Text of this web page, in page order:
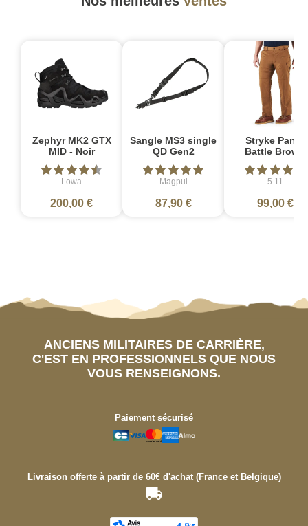
Zephyr MK2 GTX
MID - Noir
Lowa
200,00 €
Sangle MS3 single
QD Gen2
Magpul
87,90 €
Stryke Pant -
Battle Brown
5.11
99,00 €
ANCIENS MILITAIRES DE CARRIÈRE,
C'EST EN PROFESSIONNELS QUE NOUS
VOUS RENSEIGNONS.
Paiement sécurisé
Livraison offerte à partir de 60€ d'achat (France et Belgique)